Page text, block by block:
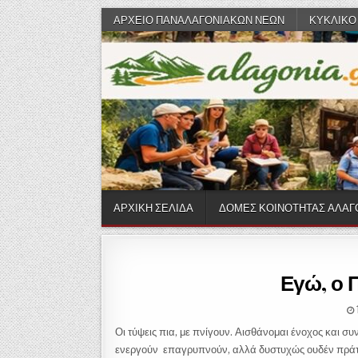
Skip to content ΑΡΧΕΙΟ ΠΑΝΑΛΑΓΟΝΙΑΚΩΝ ΝΕΩΝ
ΑΡΧΙΚΗ ΣΕΛΙΔΑ ΔΟΜΕΣ ΚΟΙΝΟΤΗΤΑΣ
Εγώ, ο
Οι τύψεις πια, με πνίγουν. Αισθάνομαι ένοχος και
ενεργούν επαγρυπνούν, αλλά δυστυχώς ουδέν